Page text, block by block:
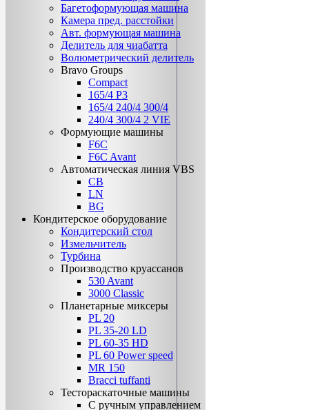
Багетоформующая машина
Камера пред. расстойки
Авт. формующая машина
Делитель для чиабатта
Волюметрический делитель
Bravo Groups
Compact
165/4 Р3
165/4 240/4 300/4
240/4 300/4 2 VIE
Формующие машины
F6C
F6C Avant
Автоматическая линия VBS
CB
LN
BG
Кондитерское оборудование
Кондитерский стол
Измельчитель
Турбина
Производство круассанов
530 Avant
3000 Classic
Планетарные миксеры
PL 20
PL 35-20 LD
PL 60-35 НD
PL 60 Power speed
MR 150
Bracci tuffanti
Тестораскаточные машины
С ручным управлением